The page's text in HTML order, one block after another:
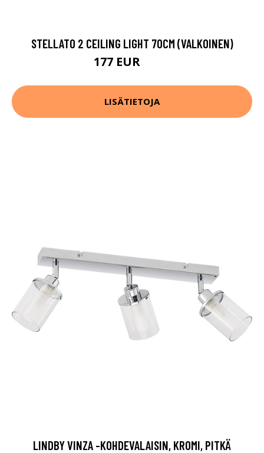
STELLATO 2 CEILING LIGHT 70CM (VALKOINEN)
177 EUR
LISÄTIETOJA
LINDBY VINZA -KOHDEVALAISIN, KROMI, PITKÄ